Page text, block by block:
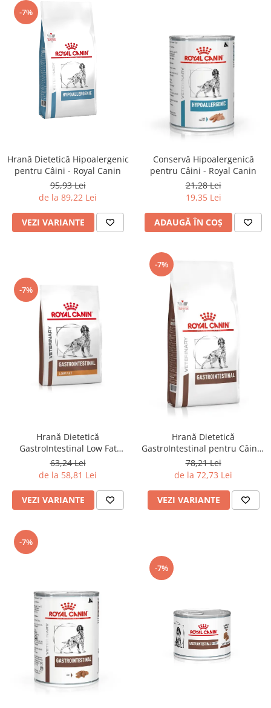
-7%
Hrană Dietetică Hipoalergenic
pentru Câini - Royal Canin
95,93 Lei
de la 89,22 Lei
VEZI VARIANTE
Conservă Hipoalergenică
pentru Câini - Royal Canin
21,28 Lei
19,35 Lei
ADAUGĂ ÎN COȘ
-7%
Hrană Dietetică
GastroIntestinal Low Fat
pentru Câini - Royal Canin
63,24 Lei
de la 58,81 Lei
VEZI VARIANTE
-7%
Hrană Dietetică
GastroIntestinal pentru Câini -
Royal Canin
78,21 Lei
de la 72,73 Lei
VEZI VARIANTE
-7%
-7%